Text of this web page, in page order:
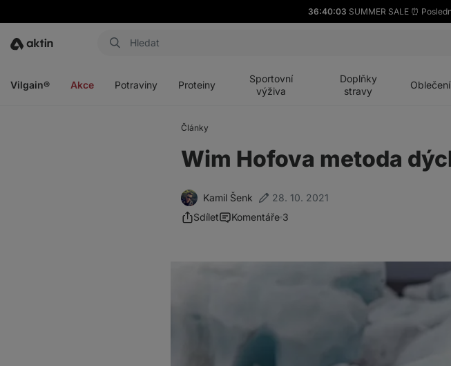
36:40:02 SUMMER SALE ⏰
Aktin
Vilgain® Akce Potraviny Proteiny
Sportovní
výživa
Doplňky
stravy
Oblečení
Články
Wim Hofova metoda
Kamil Šenk
28. 10. 2021
Sdílet
Komentáře 3